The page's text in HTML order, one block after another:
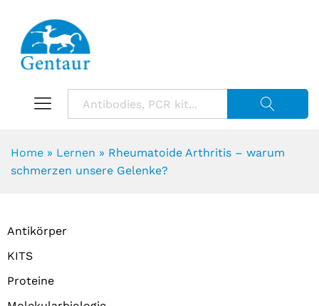
Home » Lernen » Rheumatoide Arthritis – warum
schmerzen unsere Gelenke?
Antikörper
KITS
Proteine